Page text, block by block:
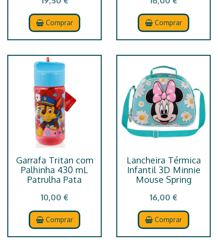
Comprar Comprar
Garrafa Tritan com
Palhinha 430 mL
Patrulha Pata
10,00 €
Comprar
Lancheira Térmica
Infantil 3D Minnie
Mouse Spring
16,00 €
Comprar